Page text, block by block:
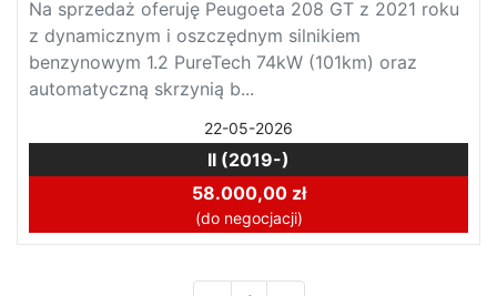
Na sprzedaż oferuję Peugoeta 208 GT z 2021 roku
z dynamicznym i oszczędnym silnikiem
benzynowym 1.2 PureTech 74kW (101km) oraz
automatyczną skrzynią b...
22-05-2026
II (2019-)
58.000,00 zł
(do negocjacji)